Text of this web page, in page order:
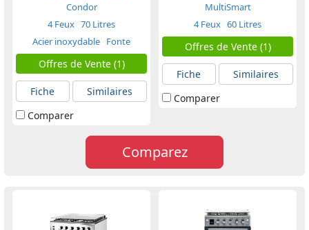
Condor
4 Feux 70 Litres
Acier inoxydable Fonte
Offres de Vente (1)
Fiche
Similaires
Comparer
MultiSmart
4 Feux 60 Litres
Offres de Vente (1)
Fiche
Similaires
Comparer
Comparez